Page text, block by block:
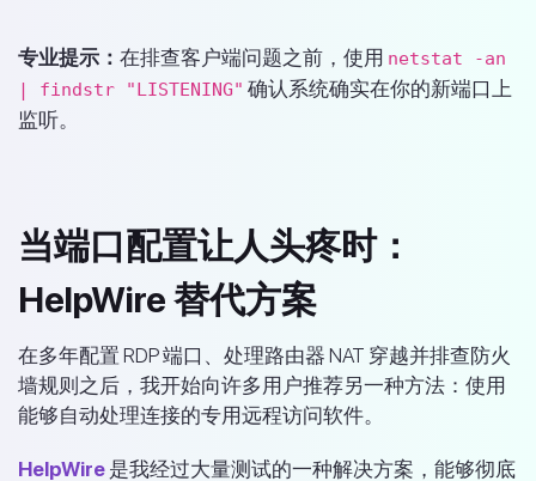
专业提示： 在排查客户端问题之前，使用 netstat -an
| findstr "LISTENING" 确认系统确实在你的新端口上
监听。
当端口配置让人头疼时：
HelpWire 替代方案
在多年配置 RDP 端口、处理路由器 NAT 穿越并排查防火
墙规则之后，我开始向许多用户推荐另一种方法：使用
能够自动处理连接的专用远程访问软件。
HelpWire 是我经过大量测试的一种解决方案，能够彻底